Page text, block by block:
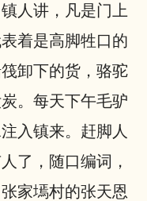
人讲，凡是门上
着是高脚牲口的
卸下的货，骆驼
。每天下午毛驴
入镇来。赶脚人
了，随口编词，
家墕村的张天恩